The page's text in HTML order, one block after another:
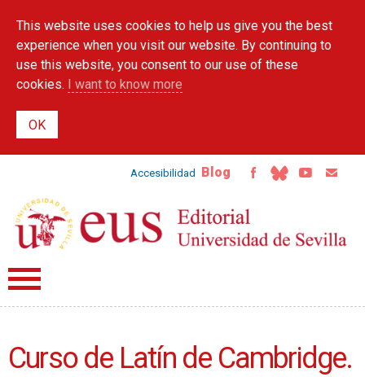
main
content
This website uses cookies to help us give you the best
experience when you visit our website. By continuing to
use this website, you consent to our use of these
cookies. I want to know more
Accesibilidad Blog
Curso de Latín de Cambridge.